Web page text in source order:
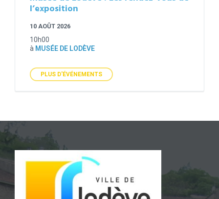
l’exposition
10 AOÛT 2026
10h00
à MUSÉE DE LODÈVE
PLUS D'ÉVÉNEMENTS